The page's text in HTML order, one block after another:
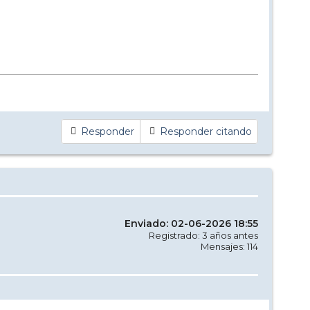
Responder Responder citando
Enviado: 02-06-2026 18:55
Registrado: 3 años antes
Mensajes: 114